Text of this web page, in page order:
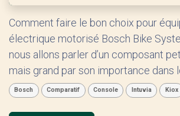
Comment faire le bon choix pour
électrique motorisé Bosch Bike
nous allons parler d’un composant
mais grand par son importance dans le
Bosch Comparatif Console Intuvia Kiox